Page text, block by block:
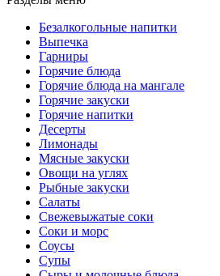
Безалкогольные напитки
Выпечка
Гарниры
Горячие блюда
Горячие блюда на мангале
Горячие закуски
Горячие напитки
Десерты
Лимонады
Мясные закуски
Овощи на углях
Рыбные закуски
Салаты
Свежевыжатые соки
Соки и морс
Соусы
Супы